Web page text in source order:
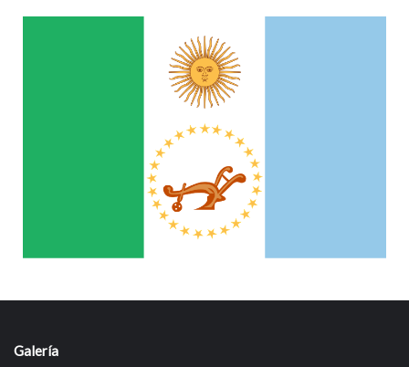
Galería